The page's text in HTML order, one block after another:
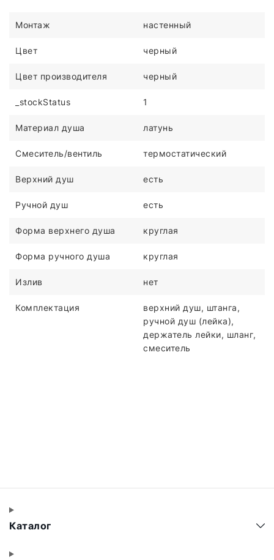
Монтаж настенный
Цвет черный
Цвет производителя черный
_stockStatus 1
Материал душа латунь
Смеситель/вентиль термостатический
Верхний душ есть
Ручной душ есть
Форма верхнего душа круглая
Форма ручного душа круглая
Излив нет
Комплектация
верхний душ, штанга,
ручной душ (лейка),
держатель лейки, шланг,
смеситель
Каталог